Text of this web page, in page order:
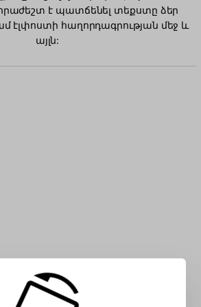
է պատճենել տեքստը ձեր
էլփոստի հաղորդագրության մեջ և
այլն:
ալբանացի նիշ վանդակում.